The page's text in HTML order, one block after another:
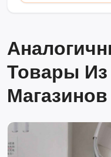
Товары Из
Магазинов